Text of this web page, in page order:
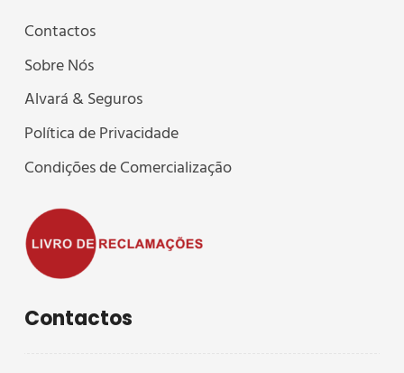
Contactos
Sobre Nós
Alvará & Seguros
Política de Privacidade
Condições de Comercialização
Contactos